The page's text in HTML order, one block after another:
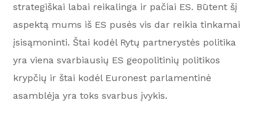
strategiškai labai reikalinga ir pačiai ES. Būtent šį
aspektą mums iš ES pusės vis dar reikia tinkamai
įsisąmoninti. Štai kodėl Rytų partnerystės politika
yra viena svarbiausių ES geopolitinių politikos
krypčių ir štai kodėl Euronest parlamentinė
asamblėja yra toks svarbus įvykis.